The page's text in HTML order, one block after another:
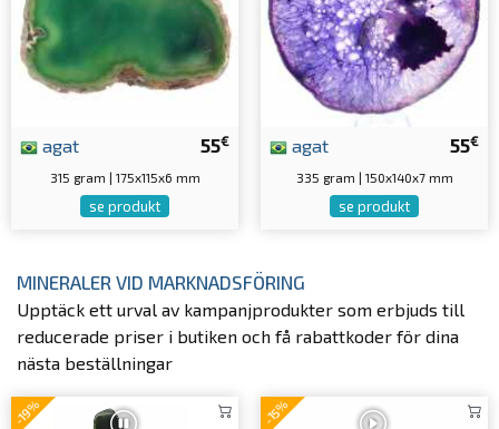
55€
agat
315 gram | 175x115x6 mm
se produkt
55€
agat
335 gram | 150x140x7 mm
se produkt
MINERALER VID MARKNADSFÖRING
Upptäck ett urval av kampanjprodukter som erbjuds till
reducerade priser i butiken och få rabattkoder för dina
nästa beställningar
-19% -15%